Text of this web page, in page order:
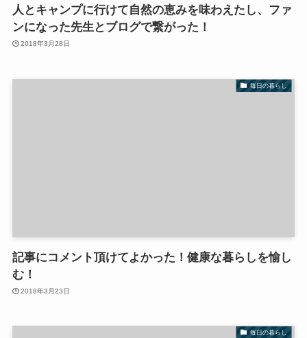
人とキャンプに行けて自然の恵みを味わえたし、ファ
ンになった先生とブログで繋がった！
2018年3月28日
毎日の暮らし
記事にコメント頂けてよかった！健康な暮らしを愉し
む！
2018年3月23日
毎日の暮らし